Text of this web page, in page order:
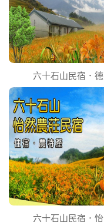
六十石山民宿．德
六十石山民宿．怡